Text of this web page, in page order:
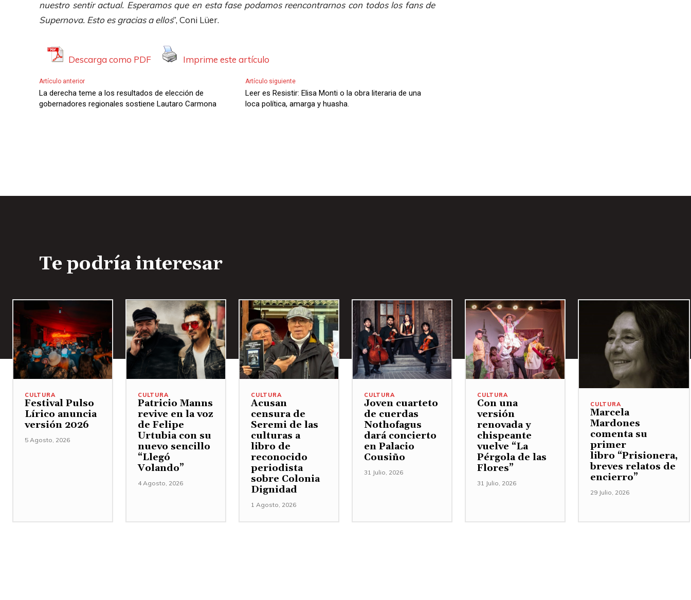
nuestro sentir actual. Esperamos que en esta fase podamos reencontrarnos con todos los fans de
Supernova. Esto es gracias a ellos”, Coni Lüer.
Descarga como PDF Imprime este artículo
Artículo anterior
La derecha teme a los resultados de elección de
gobernadores regionales sostiene Lautaro Carmona
Artículo siguiente
Leer es Resistir: Elisa Monti o la obra literaria de una
loca política, amarga y huasha.
Te podría interesar
CULTURA
Festival Pulso
Lírico anuncia
versión 2026
5 Agosto, 2026
CULTURA
Patricio Manns
revive en la voz
de Felipe
Urtubia con su
nuevo sencillo
“Llegó
Volando”
4 Agosto, 2026
CULTURA
Acusan
censura de
Seremi de las
culturas a
libro de
reconocido
periodista
sobre Colonia
Dignidad
1 Agosto, 2026
CULTURA
Joven cuarteto
de cuerdas
Nothofagus
dará concierto
en Palacio
Cousiño
31 Julio, 2026
CULTURA
Con una
versión
renovada y
chispeante
vuelve “La
Pérgola de las
Flores”
31 Julio, 2026
CULTURA
Marcela
Mardones
comenta su
primer
libro “Prisionera,
breves relatos de
encierro”
29 Julio, 2026